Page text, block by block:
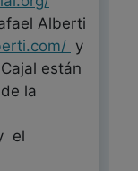
Alberti
y
están
la
el